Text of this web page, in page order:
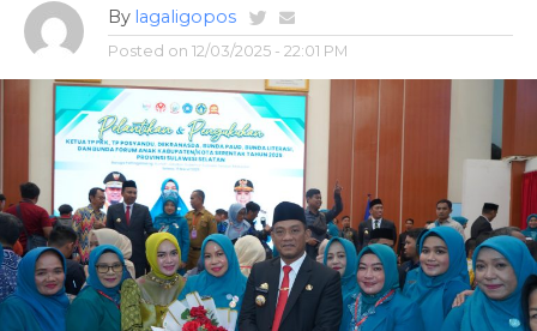
By lagaligopos
Posted on 12/03/2025 - 22:01 PM